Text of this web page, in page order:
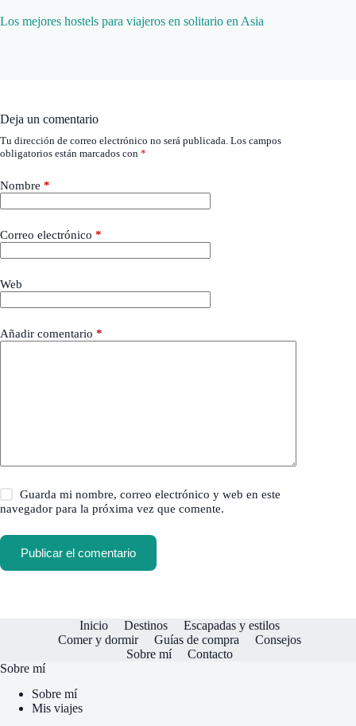
Los mejores hostels para viajeros en solitario en Asia
Deja un comentario
Tu dirección de correo electrónico no será publicada. Los campos
obligatorios están marcados con *
Nombre *
Correo electrónico *
Web
Añadir comentario *
Guarda mi nombre, correo electrónico y web en este
navegador para la próxima vez que comente.
Publicar el comentario
Inicio Destinos
Escapadas y estilos
Comer y dormir
Guías de compra
Consejos
Sobre mí
Contacto
Sobre mí
Sobre mí
Mis viajes